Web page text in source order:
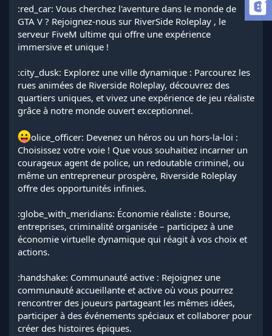
l
a
d
i
s
u
s
i
o
:red_car: Vous cherchez l'aventure dans le monde de
GTA V ? Rejoignez-nous sur RiverSide Roleplay , le
serveur FiveM ultime qui offre une expérience
immersive et unique !
:city_dusk: Explorez une ville dynamique : Parcourez les
rues animées de Riverside Roleplay, découvrez des
quartiers uniques, et vivez une expérience de jeu réaliste
grâce à notre monde ouvert exceptionnel.
olice_officer: Devenez un héros ou un hors-la-loi :
Choisissez votre voie ! Que vous souhaitiez incarner un
courageux agent de police, un redoutable criminel, ou
même un entrepreneur prospère, Riverside Roleplay
offre des opportunités infinies.
:globe_with_meridians: Économie réaliste : Bourse,
entreprises, criminalité organisée – participez à une
économie virtuelle dynamique qui réagit à vos choix et
actions.
:handshake: Communauté active : Rejoignez une
communauté accueillante et active où vous pourrez
rencontrer des joueurs partageant les mêmes idées,
participer à des événements spéciaux et collaborer pour
créer des histoires épiques.